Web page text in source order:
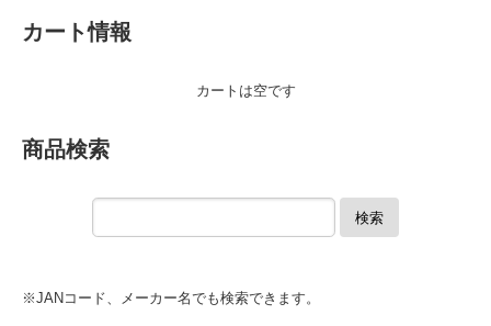
カート情報
カートは空です
商品検索
検索
※JANコード、メーカー名でも検索できます。